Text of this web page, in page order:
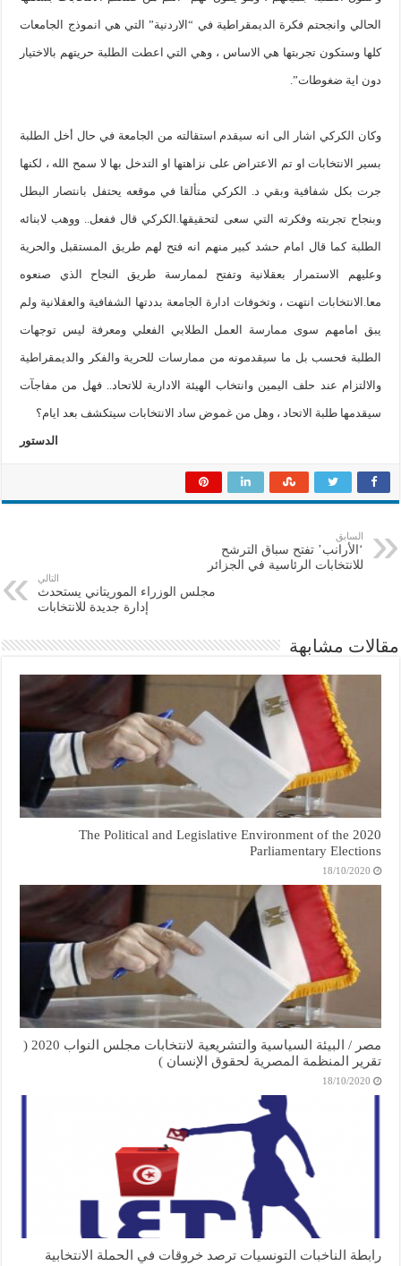
الحالي وانجحتم فكرة الديمقراطية في “الاردنية” التي هي انموذج الجامعات
كلها وستكون تجربتها هي الاساس ، وهي التي اعطت الطلبة حريتهم بالاختيار
دون اية ضغوطات”.
وكان الكركي اشار الى انه سيقدم استقالته من الجامعة في حال أخل الطلبة
بسير الانتخابات او تم الاعتراض على نزاهتها او التدخل بها لا سمح الله ، لكنها
جرت بكل شفافية وبقي د. الكركي متألقا في موقعه يحتفل بانتصار البطل
وبنجاح تجربته وفكرته التي سعى لتحقيقها.الكركي قال ففعل.. ووهب لابنائه
الطلبة كما قال امام حشد كبير منهم انه فتح لهم طريق المستقبل والحرية
وعليهم الاستمرار بعقلانية وتفتح لممارسة طريق النجاح الذي صنعوه
معا.الانتخابات انتهت ، وتخوفات ادارة الجامعة بددتها الشفافية والعقلانية ولم
يبق امامهم سوى ممارسة العمل الطلابي الفعلي ومعرفة ليس توجهات
الطلبة فحسب بل ما سيقدمونه من ممارسات للحرية والفكر والديمقراطية
والالتزام عند حلف اليمين وانتخاب الهيئة الادارية للاتحاد.. فهل من مفاجآت
سيقدمها طلبة الاتحاد ، وهل من غموض ساد الانتخابات سيتكشف بعد ايام؟
الدستور
السابق
‘الأرانب’ تفتح سباق الترشح
للانتخابات الرئاسية في الجزائر
التالي
مجلس الوزراء الموريتاني يستحدث
إدارة جديدة للانتخابات
مقالات مشابهة
The Political and Legislative Environment of the 2020
Parliamentary Elections
18/10/2020
مصر / البيئة السياسية والتشريعية لانتخابات مجلس النواب 2020 (
تقرير المنظمة المصرية لحقوق الإنسان )
18/10/2020
رابطة الناخبات التونسيات ترصد خروقات في الحملة الانتخابية